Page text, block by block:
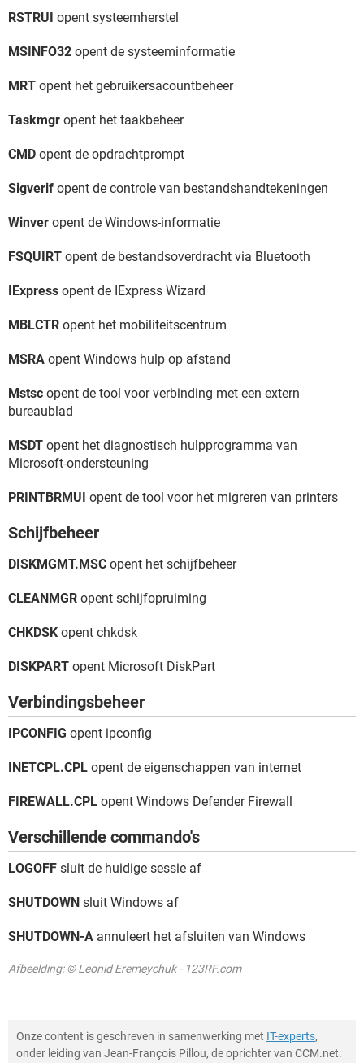
RSTRUI opent systeemherstel
MSINFO32 opent de systeeminformatie
MRT opent het gebruikersacountbeheer
Taskmgr opent het taakbeheer
CMD opent de opdrachtprompt
Sigverif opent de controle van bestandshandtekeningen
Winver opent de Windows-informatie
FSQUIRT opent de bestandsoverdracht via Bluetooth
IExpress opent de IExpress Wizard
MBLCTR opent het mobiliteitscentrum
MSRA opent Windows hulp op afstand
Mstsc opent de tool voor verbinding met een extern
bureaublad
MSDT opent het diagnostisch hulpprogramma van
Microsoft-ondersteuning
PRINTBRMUI opent de tool voor het migreren van printers
Schijfbeheer
DISKMGMT.MSC opent het schijfbeheer
CLEANMGR opent schijfopruiming
CHKDSK opent chkdsk
DISKPART opent Microsoft DiskPart
Verbindingsbeheer
IPCONFIG opent ipconfig
INETCPL.CPL opent de eigenschappen van internet
FIREWALL.CPL opent Windows Defender Firewall
Verschillende commando's
LOGOFF sluit de huidige sessie af
SHUTDOWN sluit Windows af
SHUTDOWN-A annuleert het afsluiten van Windows
Afbeelding: © Leonid Eremeychuk - 123RF.com
Onze content is geschreven in samenwerking met IT-experts,
onder leiding van Jean-François Pillou, de oprichter van CCM.net.